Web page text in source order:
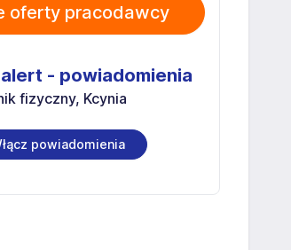
oferty pracodawcy
- powiadomienia
fizyczny, Kcynia
powiadomienia